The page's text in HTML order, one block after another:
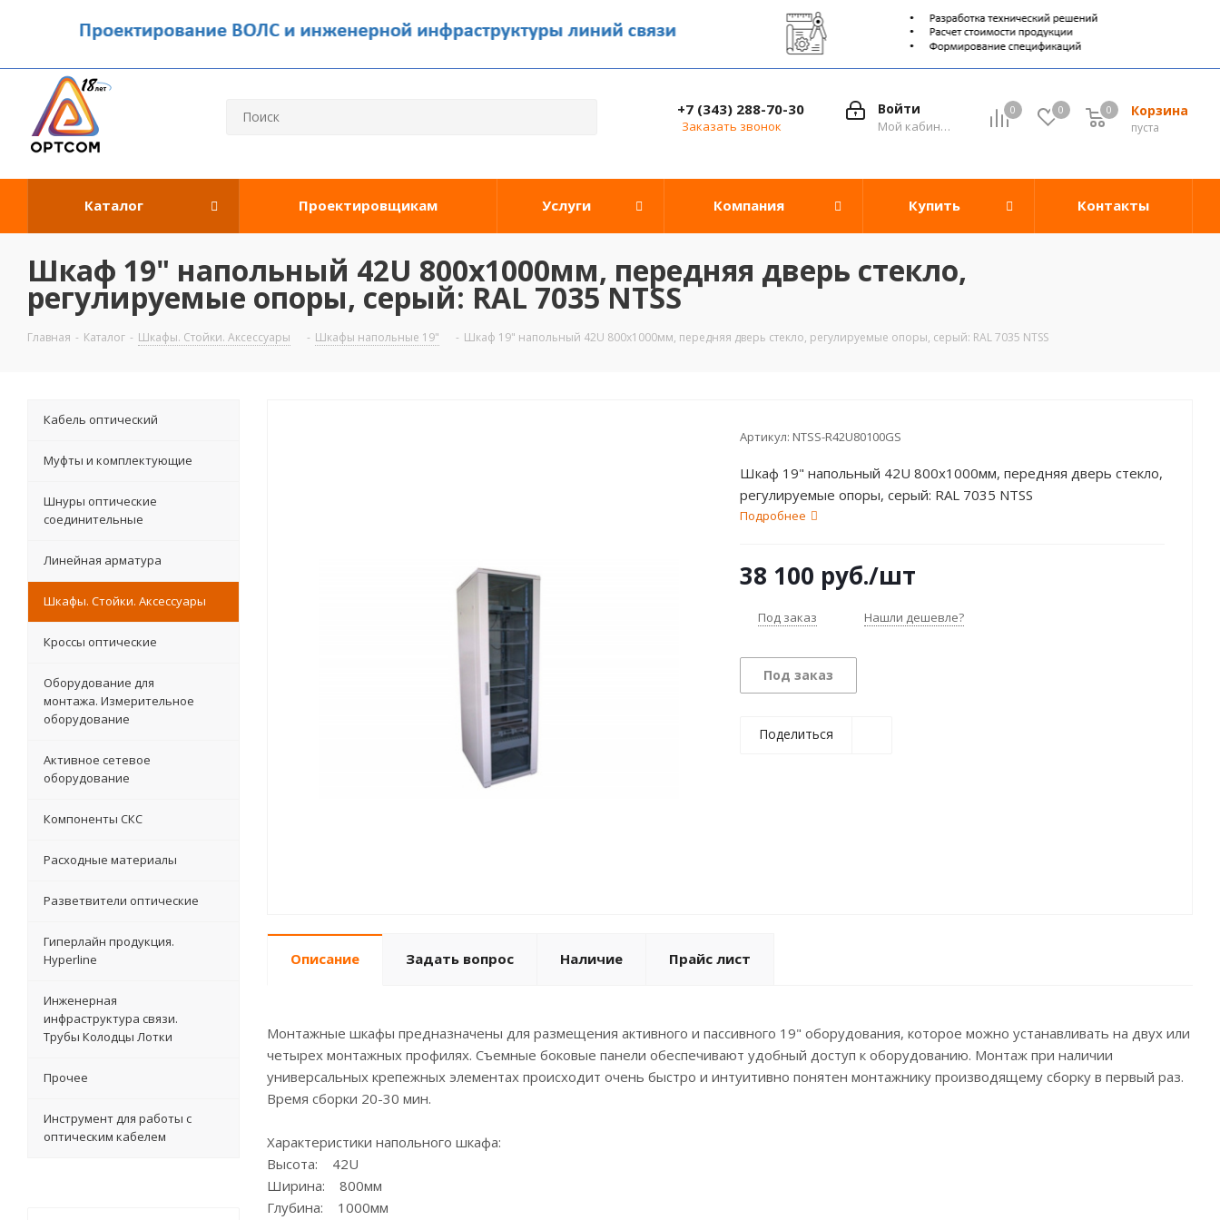
0 0 Корзина
0
пуста
0
Войти
Мой кабинет
+7 (343) 288-70-30
Заказать звонок
Каталог Проектировщикам Услуги Компания Купить Контакты
Шкаф 19" напольный 42U 800х1000мм, передняя дверь стекло,
регулируемые опоры, серый: RAL 7035 NTSS
Главная - Каталог - Шкафы. Стойки. Аксесcуары - Шкафы напольные 19" - Шкаф 19" напольный 42U 800х1000мм, передняя дверь стекло, регулируемые опоры, серый: RAL 7035 NTSS
Артикул: NTSS-R42U80100GS
Шкаф 19" напольный 42U 800х1000мм, передняя дверь стекло,
регулируемые опоры, серый: RAL 7035 NTSS
Подробнее
38 100 руб./шт
Под заказ Нашли дешевле?
Под заказ
Поделиться
Описание Задать вопрос Наличие Прайс лист
Монтажные шкафы предназначены для размещения активного и пассивного 19" оборудования, которое можно устанавливать на двух или
четырех монтажных профилях. Съемные боковые панели обеспечивают удобный доступ к оборудованию. Монтаж при наличии
универсальных крепежных элементах происходит очень быстро и интуитивно понятен монтажнику производящему сборку в первый раз.
Время сборки 20-30 мин.
Характеристики напольного шкафа:
Высота: 42U
Ширина: 800мм
Глубина: 1000мм
Кабель оптический
Муфты и комплектующие
Шнуры оптические
соединительные
Линейная арматура
Шкафы. Стойки. Аксесcуары
Кроссы оптические
Оборудование для
монтажа. Измерительное
оборудование
Активное сетевое
оборудование
Компоненты СКС
Расходные материалы
Разветвители оптические
Гиперлайн продукция.
Hyperline
Инженерная
инфраструктура связи.
Трубы Колодцы Лотки
Прочее
Инструмент для работы с
оптическим кабелем